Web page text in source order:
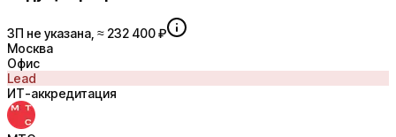
ЗП не указана, ≈ 232 400 ₽
Москва
Офис
Lead
ИТ-аккредитация